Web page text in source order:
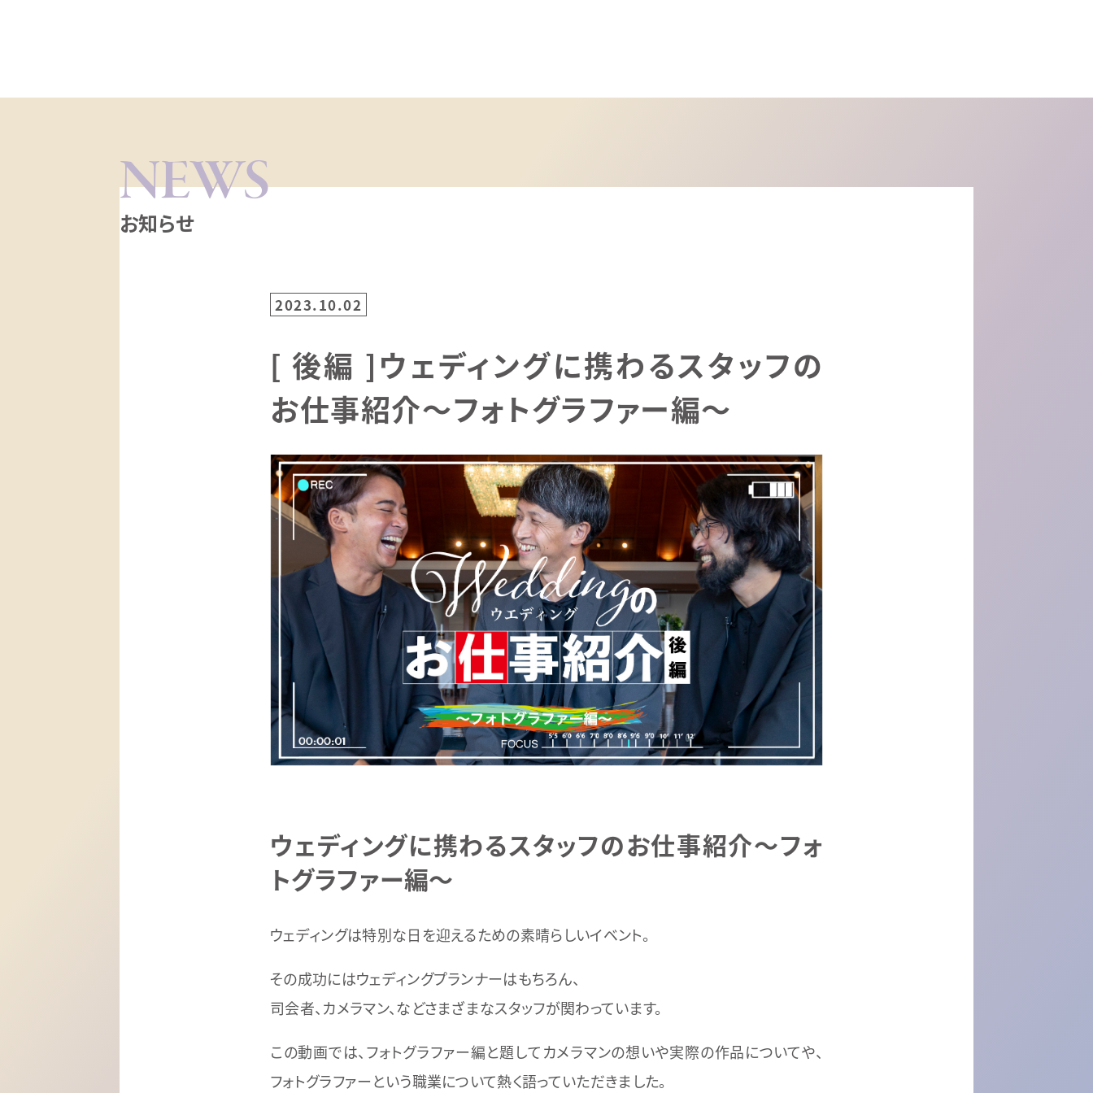
NEWS
お知らせ
2023.10.02
[ 後編 ]ウェディングに携わるスタッフの
お仕事紹介～フォトグラファー編～
ウェディングに携わるスタッフのお仕事紹介～フォ
トグラファー編～
ウェディングは特別な日を迎えるための素晴らしいイベント。
その成功にはウェディングプランナーはもちろん、
司会者、カメラマン、などさまざまなスタッフが関わっています。
この動画では、フォトグラファー編と題してカメラマンの想いや実際の作品についてや、
フォトグラファーという職業について熱く語っていただきました。